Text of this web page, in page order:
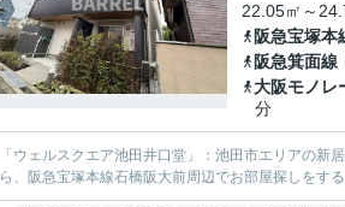
22.05㎡～
阪急宝塚本
阪急箕面線
大阪モノレ
分
「ウェルスクエア池田井口堂」：池田市エリアの
ら、阪急宝塚本線石橋阪大前周辺でお部屋探しをす